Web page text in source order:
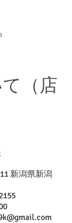
（店
新潟県新潟